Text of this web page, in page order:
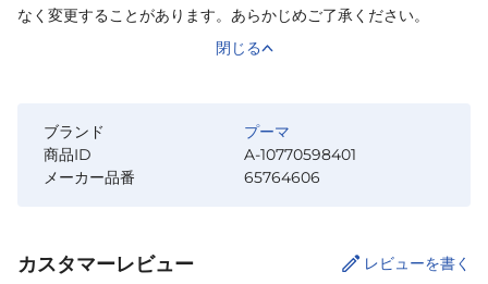
なく変更することがあります。あらかじめご了承ください。
閉じる
ブランド
プーマ
商品ID
A-10770598401
メーカー品番
65764606
カスタマーレビュー レビューを書く